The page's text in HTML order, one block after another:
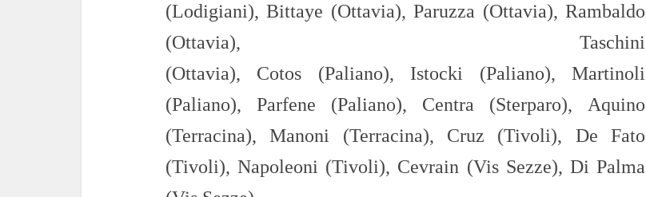
(Lodigiani),Bittaye (Ottavia), Paruzza (Ottavia),Rambaldo
(Ottavia), Taschini
(Ottavia), Cotos (Paliano), Istocki (Paliano),Martinoli
(Paliano), Parfene (Paliano), Centra (Sterparo),
Aquino
(Terracina),Manoni (Terracina), Cruz (Tivoli), De Fato
(Tivoli),Napoleoni (Tivoli), Cevrain (Vis Sezze), Di Palma